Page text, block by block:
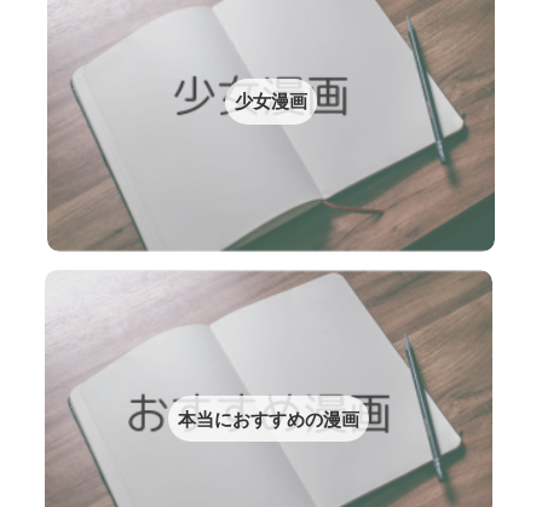
少女漫画
本当におすすめの漫画